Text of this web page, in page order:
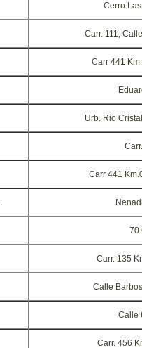
Cerro
Carr. 111,
Carr 441
Urb. Rio
Carr 441
70
Carr. 135
Calle
Calle
Carr. 456